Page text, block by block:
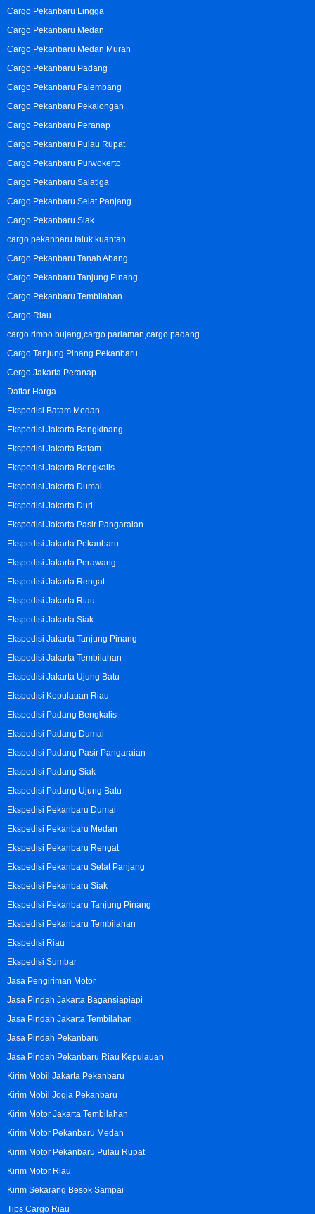
Cargo Pekanbaru Lingga
Cargo Pekanbaru Medan
Cargo Pekanbaru Medan Murah
Cargo Pekanbaru Padang
Cargo Pekanbaru Palembang
Cargo Pekanbaru Pekalongan
Cargo Pekanbaru Peranap
Cargo Pekanbaru Pulau Rupat
Cargo Pekanbaru Purwokerto
Cargo Pekanbaru Salatiga
Cargo Pekanbaru Selat Panjang
Cargo Pekanbaru Siak
cargo pekanbaru taluk kuantan
Cargo Pekanbaru Tanah Abang
Cargo Pekanbaru Tanjung Pinang
Cargo Pekanbaru Tembilahan
Cargo Riau
cargo rimbo bujang,cargo pariaman,cargo padang
Cargo Tanjung Pinang Pekanbaru
Cergo Jakarta Peranap
Daftar Harga
Ekspedisi Batam Medan
Ekspedisi Jakarta Bangkinang
Ekspedisi Jakarta Batam
Ekspedisi Jakarta Bengkalis
Ekspedisi Jakarta Dumai
Ekspedisi Jakarta Duri
Ekspedisi Jakarta Pasir Pangaraian
Ekspedisi Jakarta Pekanbaru
Ekspedisi Jakarta Perawang
Ekspedisi Jakarta Rengat
Ekspedisi Jakarta Riau
Ekspedisi Jakarta Siak
Ekspedisi Jakarta Tanjung Pinang
Ekspedisi Jakarta Tembilahan
Ekspedisi Jakarta Ujung Batu
Ekspedisi Kepulauan Riau
Ekspedisi Padang Bengkalis
Ekspedisi Padang Dumai
Ekspedisi Padang Pasir Pangaraian
Ekspedisi Padang Siak
Ekspedisi Padang Ujung Batu
Ekspedisi Pekanbaru Dumai
Ekspedisi Pekanbaru Medan
Ekspedisi Pekanbaru Rengat
Ekspedisi Pekanbaru Selat Panjang
Ekspedisi Pekanbaru Siak
Ekspedisi Pekanbaru Tanjung Pinang
Ekspedisi Pekanbaru Tembilahan
Ekspedisi Riau
Ekspedisi Sumbar
Jasa Pengiriman Motor
Jasa Pindah Jakarta Bagansiapiapi
Jasa Pindah Jakarta Tembilahan
Jasa Pindah Pekanbaru
Jasa Pindah Pekanbaru Riau Kepulauan
Kirim Mobil Jakarta Pekanbaru
Kirim Mobil Jogja Pekanbaru
Kirim Motor Jakarta Tembilahan
Kirim Motor Pekanbaru Medan
Kirim Motor Pekanbaru Pulau Rupat
Kirim Motor Riau
Kirim Sekarang Besok Sampai
Tips Cargo Riau